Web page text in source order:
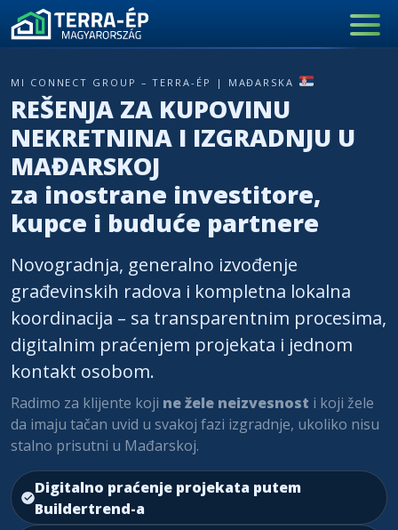
Main Navigation
MI Connect Group – Terra-Ép | Mađarska
REŠENJA ZA KUPOVINU
NEKRETNINA I IZGRADNJU U
MAĐARSKOJ
za inostrane investitore,
kupce i buduće partnere
Novogradnja, generalno izvođenje
građevinskih radova i kompletna lokalna
koordinacija – sa transparentnim procesima,
digitalnim praćenjem projekata i jednom
kontakt osobom.
Radimo za klijente koji ne žele neizvesnost i koji žele
da imaju tačan uvid u svakoj fazi izgradnje, ukoliko nisu
stalno prisutni u Mađarskoj.
Digitalno praćenje projekata putem
Buildertrend-a